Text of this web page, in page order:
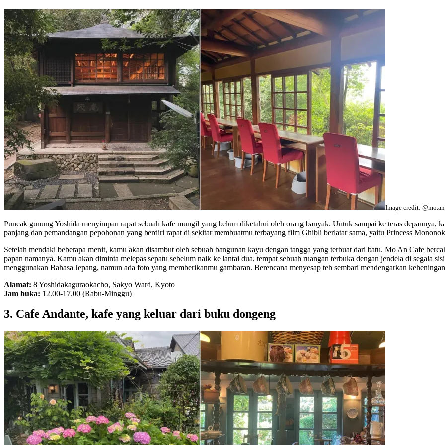
Image credit:
Puncak gunung Yoshida menyimpan rapat sebuah kafe mungil yang belum diketahui oleh orang banyak. Untuk sampai ke teras depannya,
panjang dan pemandangan pepohonan yang berdiri rapat di sekitar membuatmu terbayang film Ghibli berlatar sama, yaitu Princess
Setelah mendaki beberapa menit, kamu akan disambut oleh sebuah bangunan kayu dengan tangga yang terbuat dari batu. Mo An Cafe
papan namanya. Kamu akan diminta melepas sepatu sebelum naik ke lantai dua, tempat sebuah ruangan terbuka dengan jendela di segala
menggunakan Bahasa Jepang, namun ada foto yang memberikanmu gambaran. Berencana menyesap teh sembari mendengarkan
Alamat: 8 Yoshidakaguraokacho, Sakyo Ward, Kyoto
Jam buka: 12.00-17.00 (Rabu-Minggu)
3. Cafe Andante, kafe yang keluar dari buku dongeng